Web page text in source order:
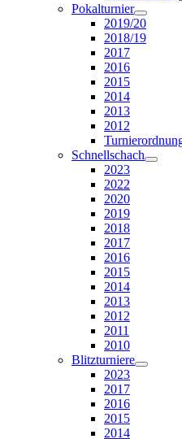
Pokalturnier
2019/20
2018/19
2017
2016
2015
2014
2013
2012
Schnellschach
2023
2022
2020
2019
2018
2017
2016
2015
2014
2013
2012
2011
2010
Blitzturniere
2023
2017
2016
2015
2014